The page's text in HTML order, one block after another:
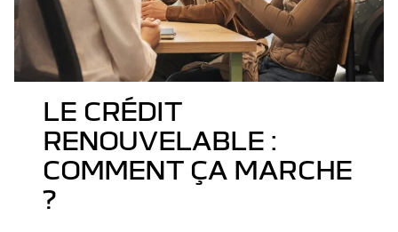
LE CRÉDIT
RENOUVELABLE :
COMMENT ÇA MARCHE
?